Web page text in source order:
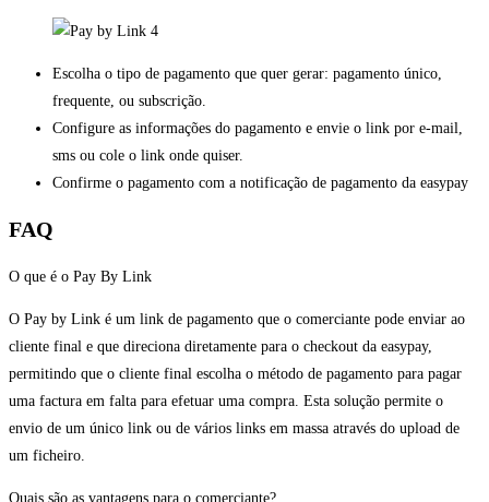
Escolha o tipo de pagamento que quer gerar: pagamento único,
frequente, ou subscrição.
Configure as informações do pagamento e envie o link por e-mail,
sms ou cole o link onde quiser.
Confirme o pagamento com a notificação de pagamento da easypay
FAQ
O que é o Pay By Link
O Pay by Link é um link de pagamento que o comerciante pode enviar ao
cliente final e que direciona diretamente para o checkout da easypay,
permitindo que o cliente final escolha o método de pagamento para pagar
uma factura em falta para efetuar uma compra. Esta solução permite o
envio de um único link ou de vários links em massa através do upload de
um ficheiro.
Quais são as vantagens para o comerciante?